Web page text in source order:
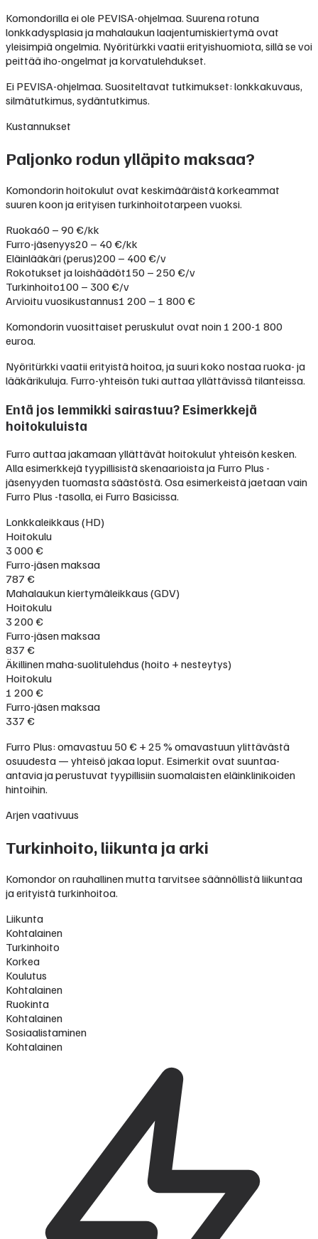
Komondorilla ei ole PEVISA-ohjelmaa. Suurena rotuna
lonkkadysplasia ja mahalaukun laajentumiskiertymä ovat
yleisimpiä ongelmia. Nyöritürkki vaatii erityishuomiota, sillä se voi
peittää iho-ongelmat ja korvatulehdukset.
Ei PEVISA-ohjelmaa. Suositeltavat tutkimukset: lonkkakuvaus,
silmätutkimus, sydäntutkimus.
Kustannukset
Paljonko rodun ylläpito maksaa?
Komondorin hoitokulut ovat keskimääräistä korkeammat
suuren koon ja erityisen turkinhoitotarpeen vuoksi.
Ruoka60 – 90 €/kk
Furro-jäsenyys20 – 40 €/kk
Eläinlääkäri (perus)200 – 400 €/v
Rokotukset ja loishäädöt150 – 250 €/v
Turkinhoito100 – 300 €/v
Arvioitu vuosikustannus1 200 – 1 800 €
Komondorin vuosittaiset peruskulut ovat noin 1 200-1 800
euroa.
Nyöritürkki vaatii erityistä hoitoa, ja suuri koko nostaa ruoka- ja
lääkärikuluja. Furro-yhteisön tuki auttaa yllättävissä tilanteissa.
Entä jos lemmikki sairastuu? Esimerkkejä
hoitokuluista
Furro auttaa jakamaan yllättävät hoitokulut yhteisön kesken.
Alla esimerkkejä tyypillisistä skenaarioista ja Furro Plus -
jäsenyyden tuomasta säästöstä. Osa esimerkeistä jaetaan vain
Furro Plus -tasolla, ei Furro Basicissa.
Lonkkaleikkaus (HD)
Hoitokulu
3 000 €
Furro-jäsen maksaa
787 €
Mahalaukun kiertymäleikkaus (GDV)
Hoitokulu
3 200 €
Furro-jäsen maksaa
837 €
Äkillinen maha-suolitulehdus (hoito + nesteytys)
Hoitokulu
1 200 €
Furro-jäsen maksaa
337 €
Furro Plus: omavastuu 50 € + 25 % omavastuun ylittävästä
osuudesta — yhteisö jakaa loput. Esimerkit ovat suuntaa-
antavia ja perustuvat tyypillisiin suomalaisten eläinklinikoiden
hintoihin.
Arjen vaativuus
Turkinhoito, liikunta ja arki
Komondor on rauhallinen mutta tarvitsee säännöllistä liikuntaa
ja erityistä turkinhoitoa.
Liikunta
Kohtalainen
Turkinhoito
Korkea
Koulutus
Kohtalainen
Ruokinta
Kohtalainen
Sosiaalistaminen
Kohtalainen